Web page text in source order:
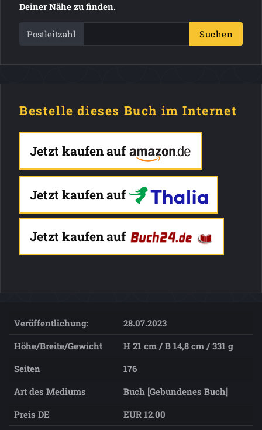
Deiner Nähe zu finden.
Postleitzahl Suchen
Bestelle dieses Buch im Internet
Jetzt kaufen auf
Jetzt kaufen auf
Jetzt kaufen auf
Veröffentlichung:
28.07.2023
Höhe/Breite/Gewicht
H 21 cm / B 14,8 cm / 331 g
Seiten
176
Art des Mediums
Buch [Gebundenes Buch]
Preis DE
EUR 12.00